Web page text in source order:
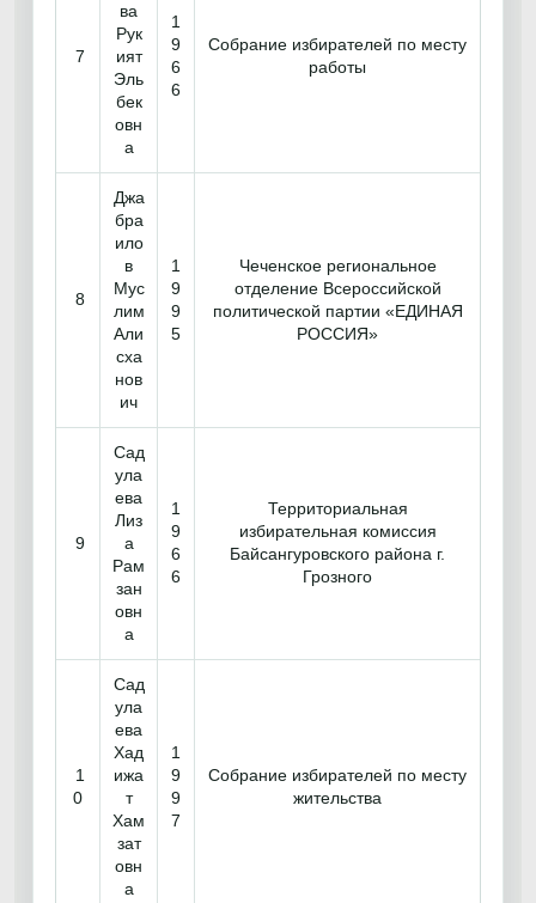
7
ва
Рук
ият
Эль
бек
овн
а
1
9
6
6
Собрание избирателей по месту
работы
8
Джа
бра
ило
в
Мус
лим
Али
сха
нов
ич
1
9
9
5
Чеченское региональное
отделение Всероссийской
политической партии «ЕДИНАЯ
РОССИЯ»
9
Сад
ула
ева
Лиз
а
Рам
зан
овн
а
1
9
6
6
Территориальная
избирательная комиссия
Байсангуровского района г.
Грозного
1
0
Сад
ула
ева
Хад
ижа
т
Хам
зат
овн
а
1
9
9
7
Собрание избирателей по месту
жительства